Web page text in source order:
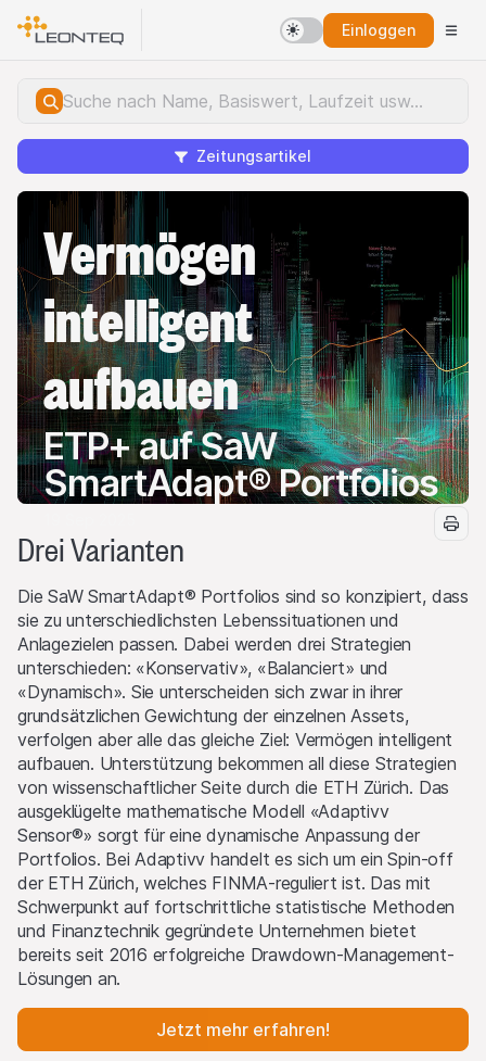
Einloggen
Zeitungsartikel
Vermögen
intelligent
aufbauen
ETP+ auf SaW
SmartAdapt® Portfolios
Drei Varianten
Die SaW SmartAdapt® Portfolios sind so konzipiert, dass
sie zu unterschiedlichsten Lebenssituationen und
Anlagezielen passen. Dabei werden drei Strategien
unterschieden: «Konservativ», «Balanciert» und
«Dynamisch». Sie unterscheiden sich zwar in ihrer
grundsätzlichen Gewichtung der einzelnen Assets,
verfolgen aber alle das gleiche Ziel: Vermögen intelligent
aufbauen. Unterstützung bekommen all diese Strategien
von wissenschaftlicher Seite durch die ETH Zürich. Das
ausgeklügelte mathematische Modell «Adaptivv
Sensor®» sorgt für eine dynamische Anpassung der
Portfolios. Bei Adaptivv handelt es sich um ein Spin-off
der ETH Zürich, welches FINMA-reguliert ist. Das mit
Schwerpunkt auf fortschrittliche statistische Methoden
und Finanztechnik gegründete Unternehmen bietet
bereits seit 2016 erfolgreiche Drawdown-Management-
Lösungen an.
Jetzt mehr erfahren!